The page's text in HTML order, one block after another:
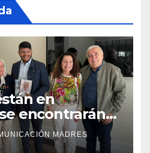
en
encontrarán
Nicolás
MADRES